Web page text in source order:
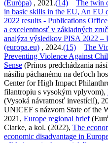
(Európa) , 2021.(14)
The twin
in basic skills in the EU, An EU
2022 results - Publications
a excelentnosť v základných
analýza výsledkov PISA 2022
(europa.eu) , 2024.(15)
The
Preventing Violence Against
Sense (Prínos predchádzania
násiliu páchanému na deťoch
Center for High Impact
filantropiu s vysokým vplyvom),
(Vysoká návratnosť investícií),
UNICEF s názvom State of the
2021, Europe regional brief
Clarke, a kol. (2022), The
economic disadvantage in